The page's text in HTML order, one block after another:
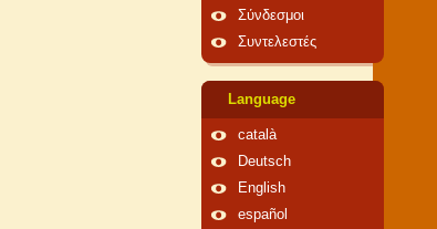
Σύνδεσμοι
Συντελεστές
Language
català
Deutsch
English
español